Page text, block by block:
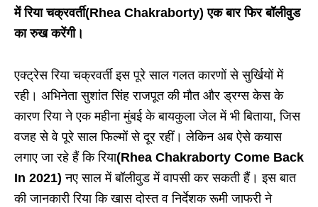
में रिया चक्रवर्ती(Rhea Chakraborty) एक बार फिर बॉलीवुड
का रुख करेंगी।
एक्ट्रेस रिया चक्रवर्ती इस पूरे साल गलत कारणों से सुर्खियों में
रही। अभिनेता सुशांत सिंह राजपूत की मौत और ड्रग्स केस के
कारण रिया ने एक महीना मुंबई के बायकुला जेल में भी बिताया, जिस
वजह से वे पूरे साल फिल्मों से दूर रहीं। लेकिन अब ऐसे कयास
लगाए जा रहे हैं कि रिया(Rhea Chakraborty Come Back
In 2021) नए साल में बॉलीवुड में वापसी कर सकती हैं। इस बात
की जानकारी रिया कि खास दोस्त व निर्देशक रूमी जाफरी ने